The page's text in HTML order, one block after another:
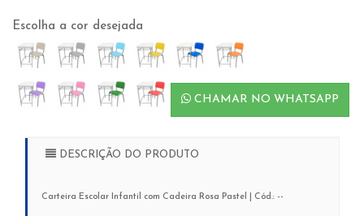
Escolha a cor desejada
CHAMAR NO WHATSAPP
DESCRIÇÃO DO PRODUTO
Carteira Escolar Infantil com Cadeira Rosa Pastel | Cód.: --